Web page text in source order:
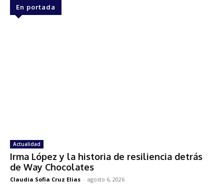
En portada
Actualidad
Irma López y la historia de resiliencia detrás
de Way Chocolates
Claudia Sofia Cruz Elias - agosto 6, 2026